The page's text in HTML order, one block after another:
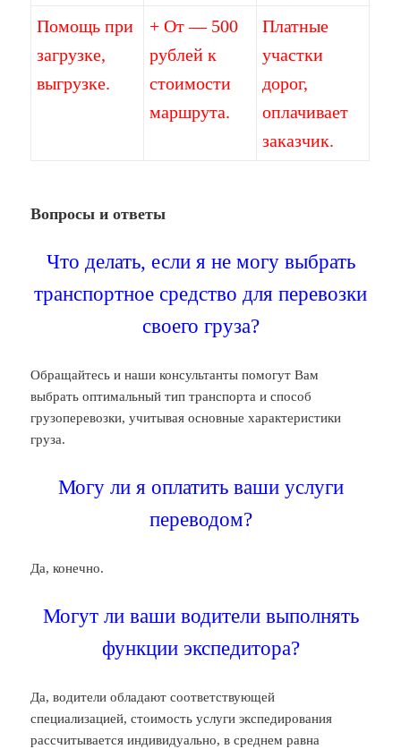
Помощь при
загрузке,
выгрузке.
+ От — 500
рублей к
стоимости
маршрута.
Платные
участки
дорог,
оплачивает
заказчик.
Вопросы и ответы
Что делать, если я не могу выбрать
транспортное средство для перевозки
своего груза?
Обращайтесь и наши консультанты помогут Вам
выбрать оптимальный тип транспорта и способ
грузоперевозки, учитывая основные характеристики
груза.
Могу ли я оплатить ваши услуги
переводом?
Да, конечно.
Могут ли ваши водители выполнять
функции экспедитора?
Да, водители обладают соответствующей
специализацией, стоимость услуги экспедирования
рассчитывается индивидуально, в среднем равна